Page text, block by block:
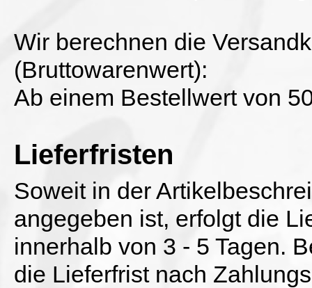
Wir berechnen die
(Bruttowarenwert):
Ab einem Bestellwert von
Lieferfristen
Soweit in der
angegeben ist, erfolgt die
innerhalb von 3 - 5 Tagen.
die Lieferfrist nach